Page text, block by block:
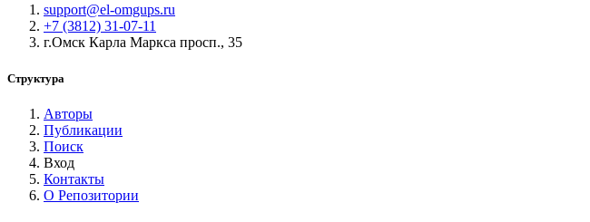
support@el-omgups.ru
+7 (3812) 31-07-11
г.Омск Карла Маркса просп., 35
Структура
Авторы
Публикации
Поиск
Вход
Контакты
О Репозитории